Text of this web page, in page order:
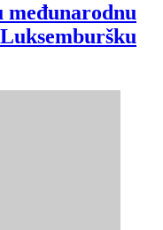
međunarodnu